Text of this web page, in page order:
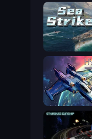
Sea Strike